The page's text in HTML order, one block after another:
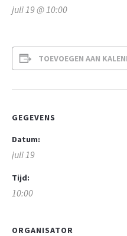
juli 19 @ 10:00
TOEVOEGEN AAN
GEGEVENS
Datum:
juli 19
Tijd:
10:00
ORGANISATOR